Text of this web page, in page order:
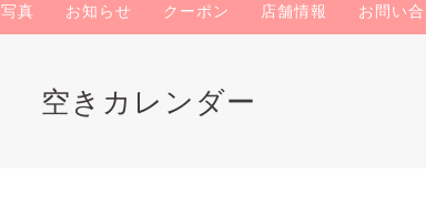
写真 お知らせ クーポン 店舗情報 お問い
空きカレンダー